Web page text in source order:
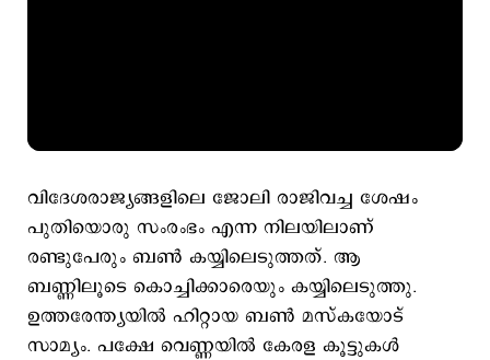
വിദേശരാജ്യങ്ങളിലെ ജോലി രാജിവച്ച ശേഷം
പുതിയൊരു സംരംഭം എന്ന നിലയിലാണ്
രണ്ടുപേരും ബൺ കയ്യിലെടുത്തത്. ആ
ബണ്ണിലൂടെ കൊച്ചിക്കാരെയും കയ്യിലെടുത്തു.
ഉത്തരേന്ത്യയിൽ ഹിറ്റായ ബൺ മസ്കയോട്
സാമ്യം. പക്ഷേ വെണ്ണയിൽ കേരള കൂട്ടുകൾ